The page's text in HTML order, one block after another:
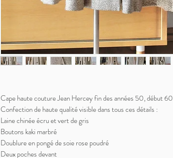
Cape haute couture Jean Hercey fin des années 50, début 60
Confection de haute qualité visible dans tous ces détails :
Laine chinée écru et vert de gris
Boutons kaki marbré
Doublure en pongé de soie rose poudré
Deux poches devant